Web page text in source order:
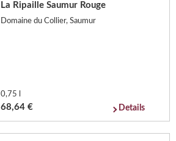
La Ripaille Saumur Rouge
Domaine du Collier, Saumur
0,75 l
68,64 € Details